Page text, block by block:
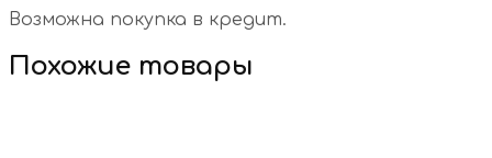
Возможна покупка в кредит.
Похожие товары